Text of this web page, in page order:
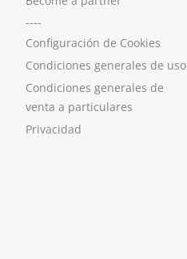
----
Configuración de Cookies
Condiciones generales de uso
Condiciones generales de
venta a particulares
Privacidad